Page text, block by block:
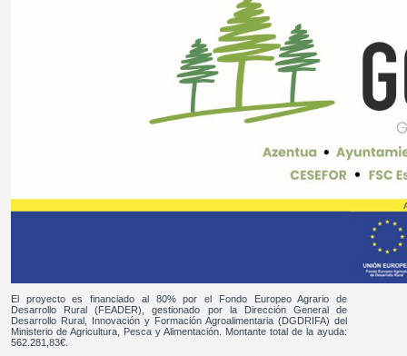
El proyecto es financiado al 80% por el Fondo Europeo Agrario de
Desarrollo Rural (FEADER), gestionado por la Dirección General de
Desarrollo Rural, Innovación y Formación Agroalimentaria (DGDRIFA) del
Ministerio de Agricultura, Pesca y Alimentación. Montante total de la ayuda:
562.281,83€.